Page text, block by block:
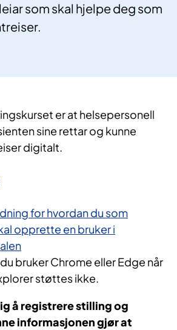
som skal hjelpe deg som
er at helsepersonell
sine rettar og kunne
digitalt.
for hvordan du som
opprette en bruker i
bruker Chrome eller Edge når
støttes ikke.​​
å registrere stilling og
informasjonen gjør at